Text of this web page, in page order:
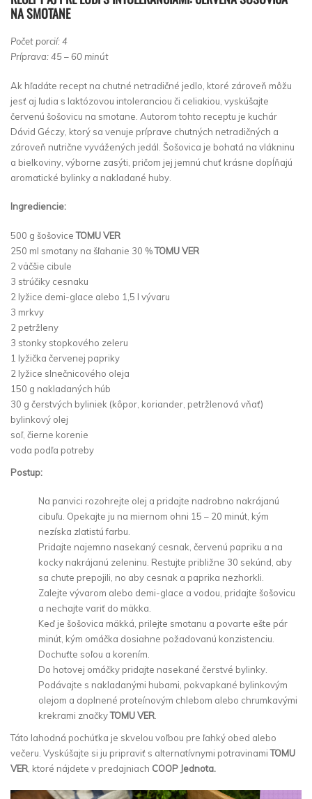
NA SMOTANE
Počet porcií: 4
Príprava: 45 – 60 minút
Ak hľadáte recept na chutné netradičné jedlo, ktoré zároveň môžu
jesť aj ľudia s laktózovou intoleranciou či celiakiou, vyskúšajte
červenú šošovicu na smotane. Autorom tohto receptu je kuchár
Dávid Géczy, ktorý sa venuje príprave chutných netradičných a
zároveň nutrične vyvážených jedál. Šošovica je bohatá na vlákninu
a bielkoviny, výborne zasýti, pričom jej jemnú chuť krásne dopĺňajú
aromatické bylinky a nakladané huby.
Ingrediencie:
500 g šošoviceTOMU VER
250 ml smotany na šľahanie 30 %TOMU VER
2 väčšie cibule
3 strúčiky cesnaku
2 lyžice demi-glace alebo 1,5 l vývaru
3 mrkvy
2 petržleny
3 stonky stopkového zeleru
1 lyžička červenej papriky
2 lyžice slnečnicového oleja
150 g nakladaných húb
30 g čerstvých byliniek (kôpor, koriander, petržlenová vňať)
bylinkový olej
soľ, čierne korenie
voda podľa potreby
Postup:
Na panvici rozohrejte olej a pridajte nadrobno nakrájanú
cibuľu. Opekajte ju na miernom ohni 15 – 20 minút, kým
nezíska zlatistú farbu.
Pridajte najemno nasekaný cesnak, červenú papriku a na
kocky nakrájanú zeleninu. Restujte približne 30 sekúnd, aby
sa chute prepojili, no aby cesnak a paprika nezhorkli.
Zalejte vývarom alebo demi-glace a vodou, pridajte šošovicu
a nechajte variť do mäkka.
Keď je šošovica mäkká, prilejte smotanu a povarte ešte pár
minút, kým omáčka dosiahne požadovanú konzistenciu.
Dochuťte soľou a korením.
Do hotovej omáčky pridajte nasekané čerstvé bylinky.
Podávajte s nakladanými hubami, pokvapkané bylinkovým
olejom a doplnené proteínovým chlebom alebo chrumkavými
krekrami značkyTOMU VER
Táto lahodná pochúťka je skvelou voľbou pre ľahký obed alebo
večeru. Vyskúšajte si ju pripraviť s alternatívnymi potravinamiTOMU
VER , ktoré nájdete v predajniach COOP Jednota.